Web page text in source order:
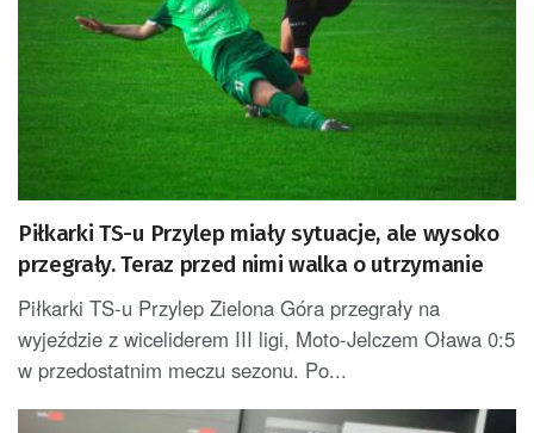
Piłkarki TS-u Przylep miały sytuacje, ale wysoko
przegrały. Teraz przed nimi walka o utrzymanie
Piłkarki TS-u Przylep Zielona Góra przegrały na
wyjeździe z wiceliderem III ligi, Moto-Jelczem Oława 0:5
w przedostatnim meczu sezonu. Po...